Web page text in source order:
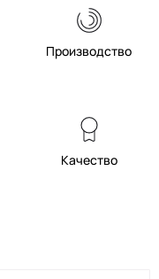
Производство
Качество